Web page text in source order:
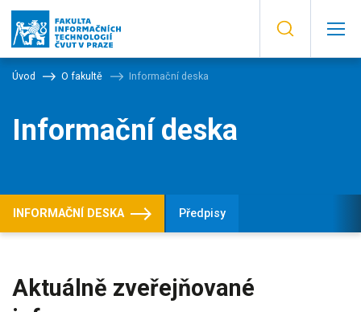
Úvod O fakultě Informační deska
Informační deska
INFORMAČNÍ DESKA Předpisy
Aktuálně zveřejňované